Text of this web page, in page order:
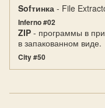
Sofтинка - File
Inferno #02
ZIP - программы в
в запакованном виде.
City #50